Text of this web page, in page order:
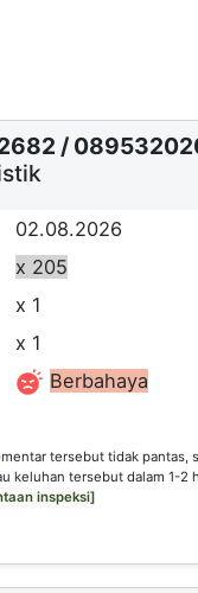
/
02.08.2026
x 205
x 1
x 1
Berbahaya
tersebut tidak pantas,
keluhan tersebut dalam 1-2
inspeksi]